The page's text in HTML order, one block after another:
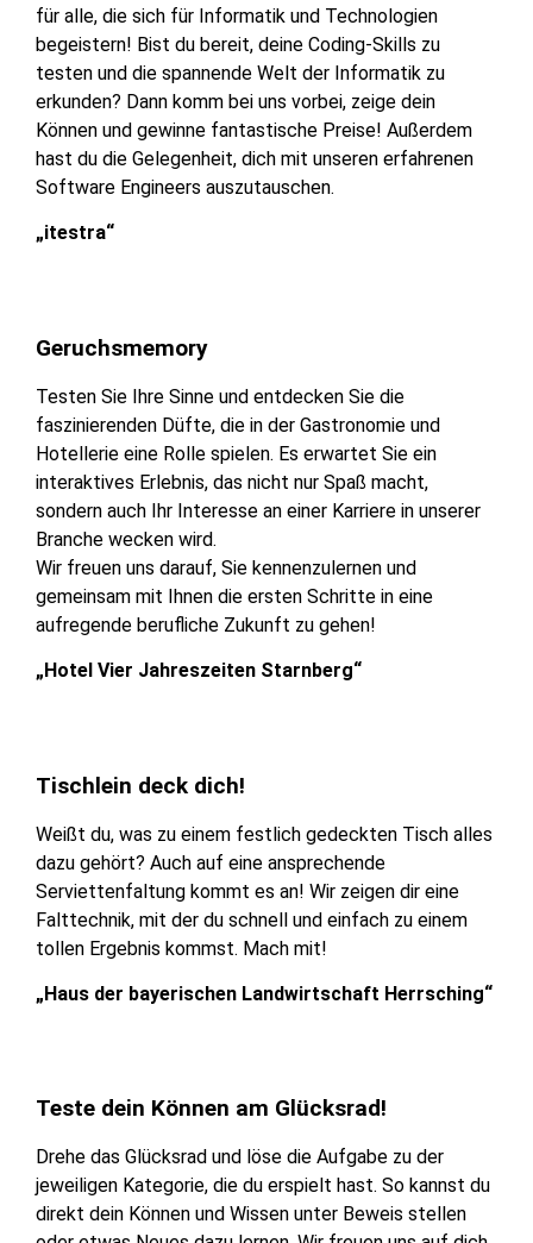
für alle, die sich für Informatik und Technologien
begeistern! Bist du bereit, deine Coding-Skills zu
testen und die spannende Welt der Informatik zu
erkunden? Dann komm bei uns vorbei, zeige dein
Können und gewinne fantastische Preise! Außerdem
hast du die Gelegenheit, dich mit unseren erfahrenen
Software Engineers auszutauschen.
„itestra“
Geruchsmemory
Testen Sie Ihre Sinne und entdecken Sie die
faszinierenden Düfte, die in der Gastronomie und
Hotellerie eine Rolle spielen. Es erwartet Sie ein
interaktives Erlebnis, das nicht nur Spaß macht,
sondern auch Ihr Interesse an einer Karriere in unserer
Branche wecken wird.
Wir freuen uns darauf, Sie kennenzulernen und
gemeinsam mit Ihnen die ersten Schritte in eine
aufregende berufliche Zukunft zu gehen!
„Hotel Vier Jahreszeiten Starnberg“
Tischlein deck dich!
Weißt du, was zu einem festlich gedeckten Tisch alles
dazu gehört? Auch auf eine ansprechende
Serviettenfaltung kommt es an! Wir zeigen dir eine
Falttechnik, mit der du schnell und einfach zu einem
tollen Ergebnis kommst. Mach mit!
„Haus der bayerischen Landwirtschaft Herrsching“
Teste dein Können am Glücksrad!
Drehe das Glücksrad und löse die Aufgabe zu der
jeweiligen Kategorie, die du erspielt hast. So kannst du
direkt dein Können und Wissen unter Beweis stellen